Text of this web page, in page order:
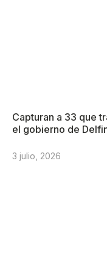
Capturan a 33 que
el gobierno de
3 julio, 2026